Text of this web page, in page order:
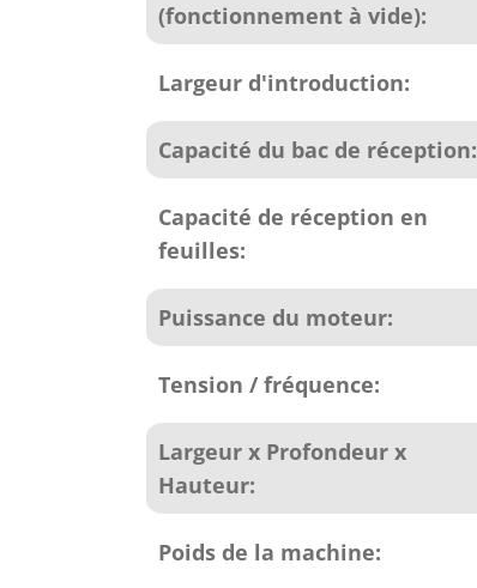
(fonctionnement à vide):
Largeur d'introduction:
Capacité du bac de réception:
Capacité de réception en
feuilles:
Puissance du moteur:
Tension / fréquence:
Largeur x Profondeur x
Hauteur:
Poids de la machine: